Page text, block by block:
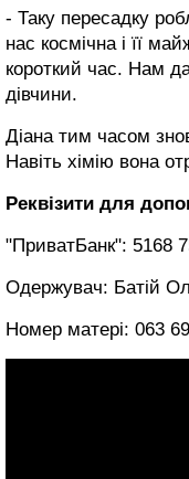
- Таку пересадку
нас космічна і її
короткий час. Нам
дівчини.
Діана тим часом
Навіть хімію вона
Реквізити для
"ПриватБанк": 5168
Одержувач: Батій
Номер матері: 063